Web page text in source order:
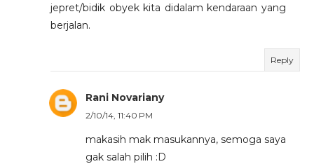
jepret/bidik obyek kita didalam kendaraan yang
berjalan.
Reply
Rani Novariany
2/10/14, 11:40 PM
makasih mak masukannya, semoga saya
gak salah pilih :D